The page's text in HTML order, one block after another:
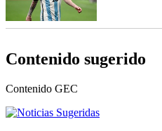
Contenido sugerido
Contenido GEC